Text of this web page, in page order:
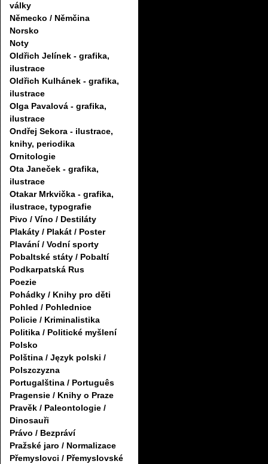
války
Německo / Němčina
Norsko
Noty
Oldřich Jelínek - grafika,
ilustrace
Oldřich Kulhánek - grafika,
ilustrace
Olga Pavalová - grafika,
ilustrace
Ondřej Sekora - ilustrace,
knihy, periodika
Ornitologie
Ota Janeček - grafika,
ilustrace
Otakar Mrkvička - grafika,
ilustrace, typografie
Pivo / Víno / Destiláty
Plakáty / Plakát / Poster
Plavání / Vodní sporty
Pobaltské státy / Pobaltí
Podkarpatská Rus
Poezie
Pohádky / Knihy pro děti
Pohled / Pohlednice
Policie / Kriminalistika
Politika / Politické myšlení
Polsko
Polština / Język polski /
Polszczyzna
Portugalština / Português
Pragensie / Knihy o Praze
Pravěk / Paleontologie /
Dinosauři
Právo / Bezpráví
Pražské jaro / Normalizace
Přemyslovci / Přemyslovské